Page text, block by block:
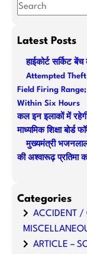
S
aLatest Posts
हाईकोर्ट सर्किट
Attempted
Field Firing
Within Six Hours
कल इन इलाकों में रहेगी
माध्यमिक शिक्षा बोर्ड
मुख्यमंत्री भजनलाल
की अश्वारूढ़ प्रतिमा
Categories
ACCIDENT /
ARTICLE –